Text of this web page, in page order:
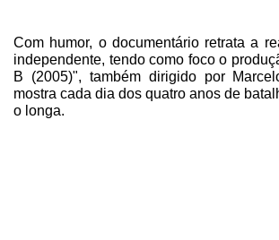
Com humor, o documentário retrata a
independente, tendo como foco o
B (2005)", também dirigido por
mostra cada dia dos quatro anos de
o longa.